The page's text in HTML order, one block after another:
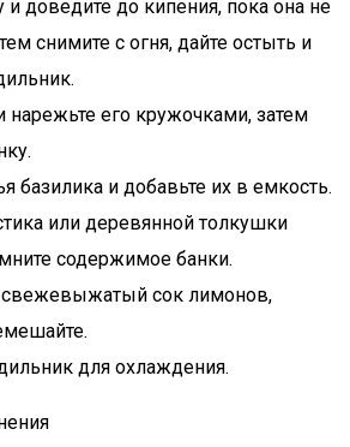
и доведите до кипения, пока она не
снимите с огня, дайте остыть и
нарежьте его кружочками, затем
базилика и добавьте их в емкость.
или деревянной толкушки
содержимое банки.
свежевыжатый сок лимонов,
для охлаждения.